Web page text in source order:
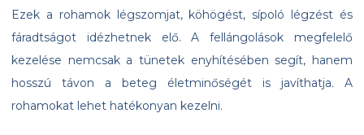
Ezek a rohamok légszomjat, köhögést, sípoló légzést és
fáradtságot idézhetnek elő. A fellángolások megfelelő
kezelése nemcsak a tünetek enyhítésében segít, hanem
hosszú távon a beteg életminőségét is javíthatja. A
rohamokat lehet hatékonyan kezelni.